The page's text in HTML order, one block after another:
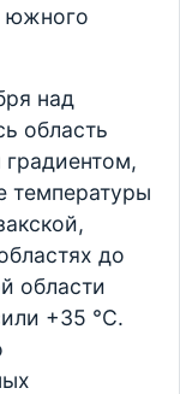
южного
над
область
температуры
до
области
+35 °C.